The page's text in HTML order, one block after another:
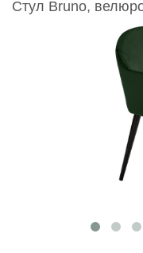
Стул Bruno,